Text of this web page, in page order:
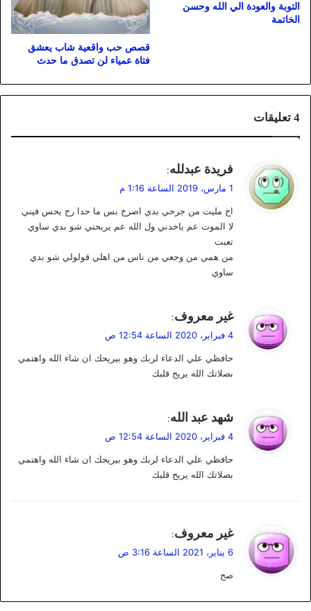
التوبة والعودة الي الله وحسن
الخاتمة
قصص حب واقعية شاب يعشق
فتاة عمياء لن تصدق ما حدث
‫4 تعليقات
ي
ل
فريدة عبدلله:
1 مارس، 2019 الساعة 1:16 م
اخ مليت من جرحي بدي اصرخ بس ما حدا رح يحس فيني
لا الموت عم ياخدني ول الله عم يريحني شو بدي ساوي
تعبت
من همي من وجعي من ناس من اهلي قولولي شو بدي
ساوي
ي
ل
غير معروف:
4 فبراير، 2020 الساعة 12:54 ص
حافظي علي الدعاء لربك وهو بيريحك ان شاء الله واهتمي
بصلاتك الله يريح قلبك
ي
ل
شهد عبد الله:
4 فبراير، 2020 الساعة 12:54 ص
حافظي علي الدعاء لربك وهو بيريحك ان شاء الله واهتمي
بصلاتك الله يريح قلبك
ي
ل
غير معروف:
6 يناير، 2021 الساعة 3:16 ص
صح